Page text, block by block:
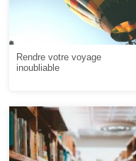
Rendre votre voyage
inoubliable